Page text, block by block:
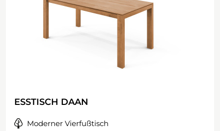
ESSTISCH DAAN
Moderner Vierfußtisch